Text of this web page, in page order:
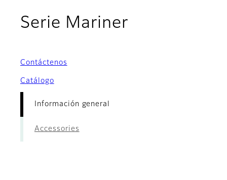
Serie Mariner-
Contáctenos
Catálogo
Información general
Accessories